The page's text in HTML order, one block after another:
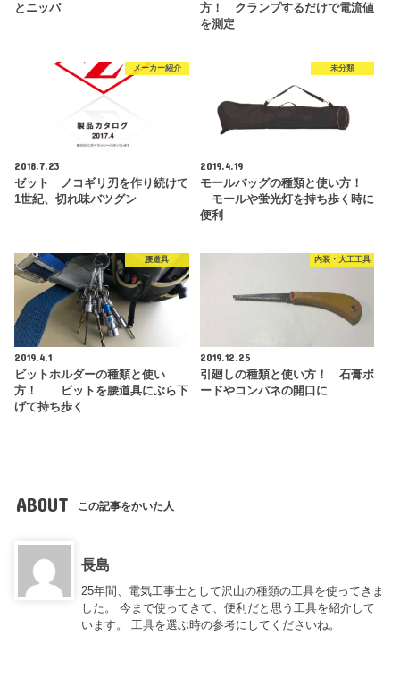
とニッパ
方！ クランプするだけで電流値
を測定
メーカー紹介
2018.7.23
ゼット ノコギリ刃を作り続けて
1世紀、切れ味バツグン
未分類
2019.4.19
モールバッグの種類と使い方！
モールや蛍光灯を持ち歩く時に
便利
腰道具
2019.4.1
ビットホルダーの種類と使い
方！ ビットを腰道具にぶら下
げて持ち歩く
内装・大工工具
2019.12.25
引廻しの種類と使い方！ 石膏ボ
ードやコンパネの開口に
ABOUT この記事をかいた人
長島
25年間、電気工事士として沢山の種類の工具を使ってきま
した。 今まで使ってきて、便利だと思う工具を紹介して
います。 工具を選ぶ時の参考にしてくださいね。